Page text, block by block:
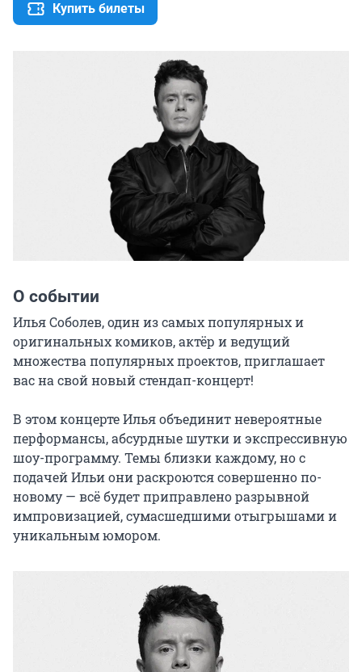
Купить билеты
О событии
Илья Соболев, один из самых популярных и
оригинальных комиков, актёр и ведущий
множества популярных проектов, приглашает
вас на свой новый стендап-концерт!
В этом концерте Илья объединит невероятные
перформансы, абсурдные шутки и экспрессивную
шоу-программу. Темы близки каждому, но с
подачей Ильи они раскроются совершенно по-
новому — всё будет приправлено разрывной
импровизацией, сумасшедшими отыгрышами и
уникальным юмором.